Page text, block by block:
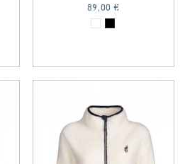
89,00 €